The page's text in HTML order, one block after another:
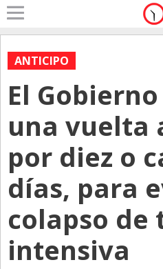
Home
A Motor
Alerta
Anticipo
Campo
Carrera & Emprendedores
Club House
Coleccionistas
Con Estilo
De Bolsillo
ANTICIPO
El
una vuelta
por diez o
días, para
colapso de
intensiva